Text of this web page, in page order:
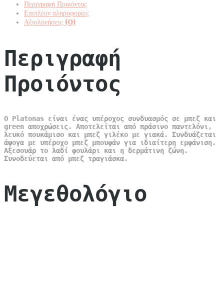
Περιγραφή Προιόντος
Επιπλέον πληροφορίες
Αξιολογήσεις (0)
Περιγραφή
Προιόντος
Ο Platonas είναι ένας υπέροχος συνδυασμός σε μπεζ και
green αποχρώσεις. Αποτελείται από πράσινο παντελόνι,
λευκό πουκάμισο και μπεζ γιλέκο με γιακά. Συνδυάζεται
άψογα με υπέροχο μπεζ μπουφάν για ιδιαίτερη εμφάνιση.
Αξεσουάρ το λαδί φουλάρι και η δερμάτινη ζώνη.
Συνοδεύεται από μπεζ τραγιάσκα.
Μεγεθολόγιο